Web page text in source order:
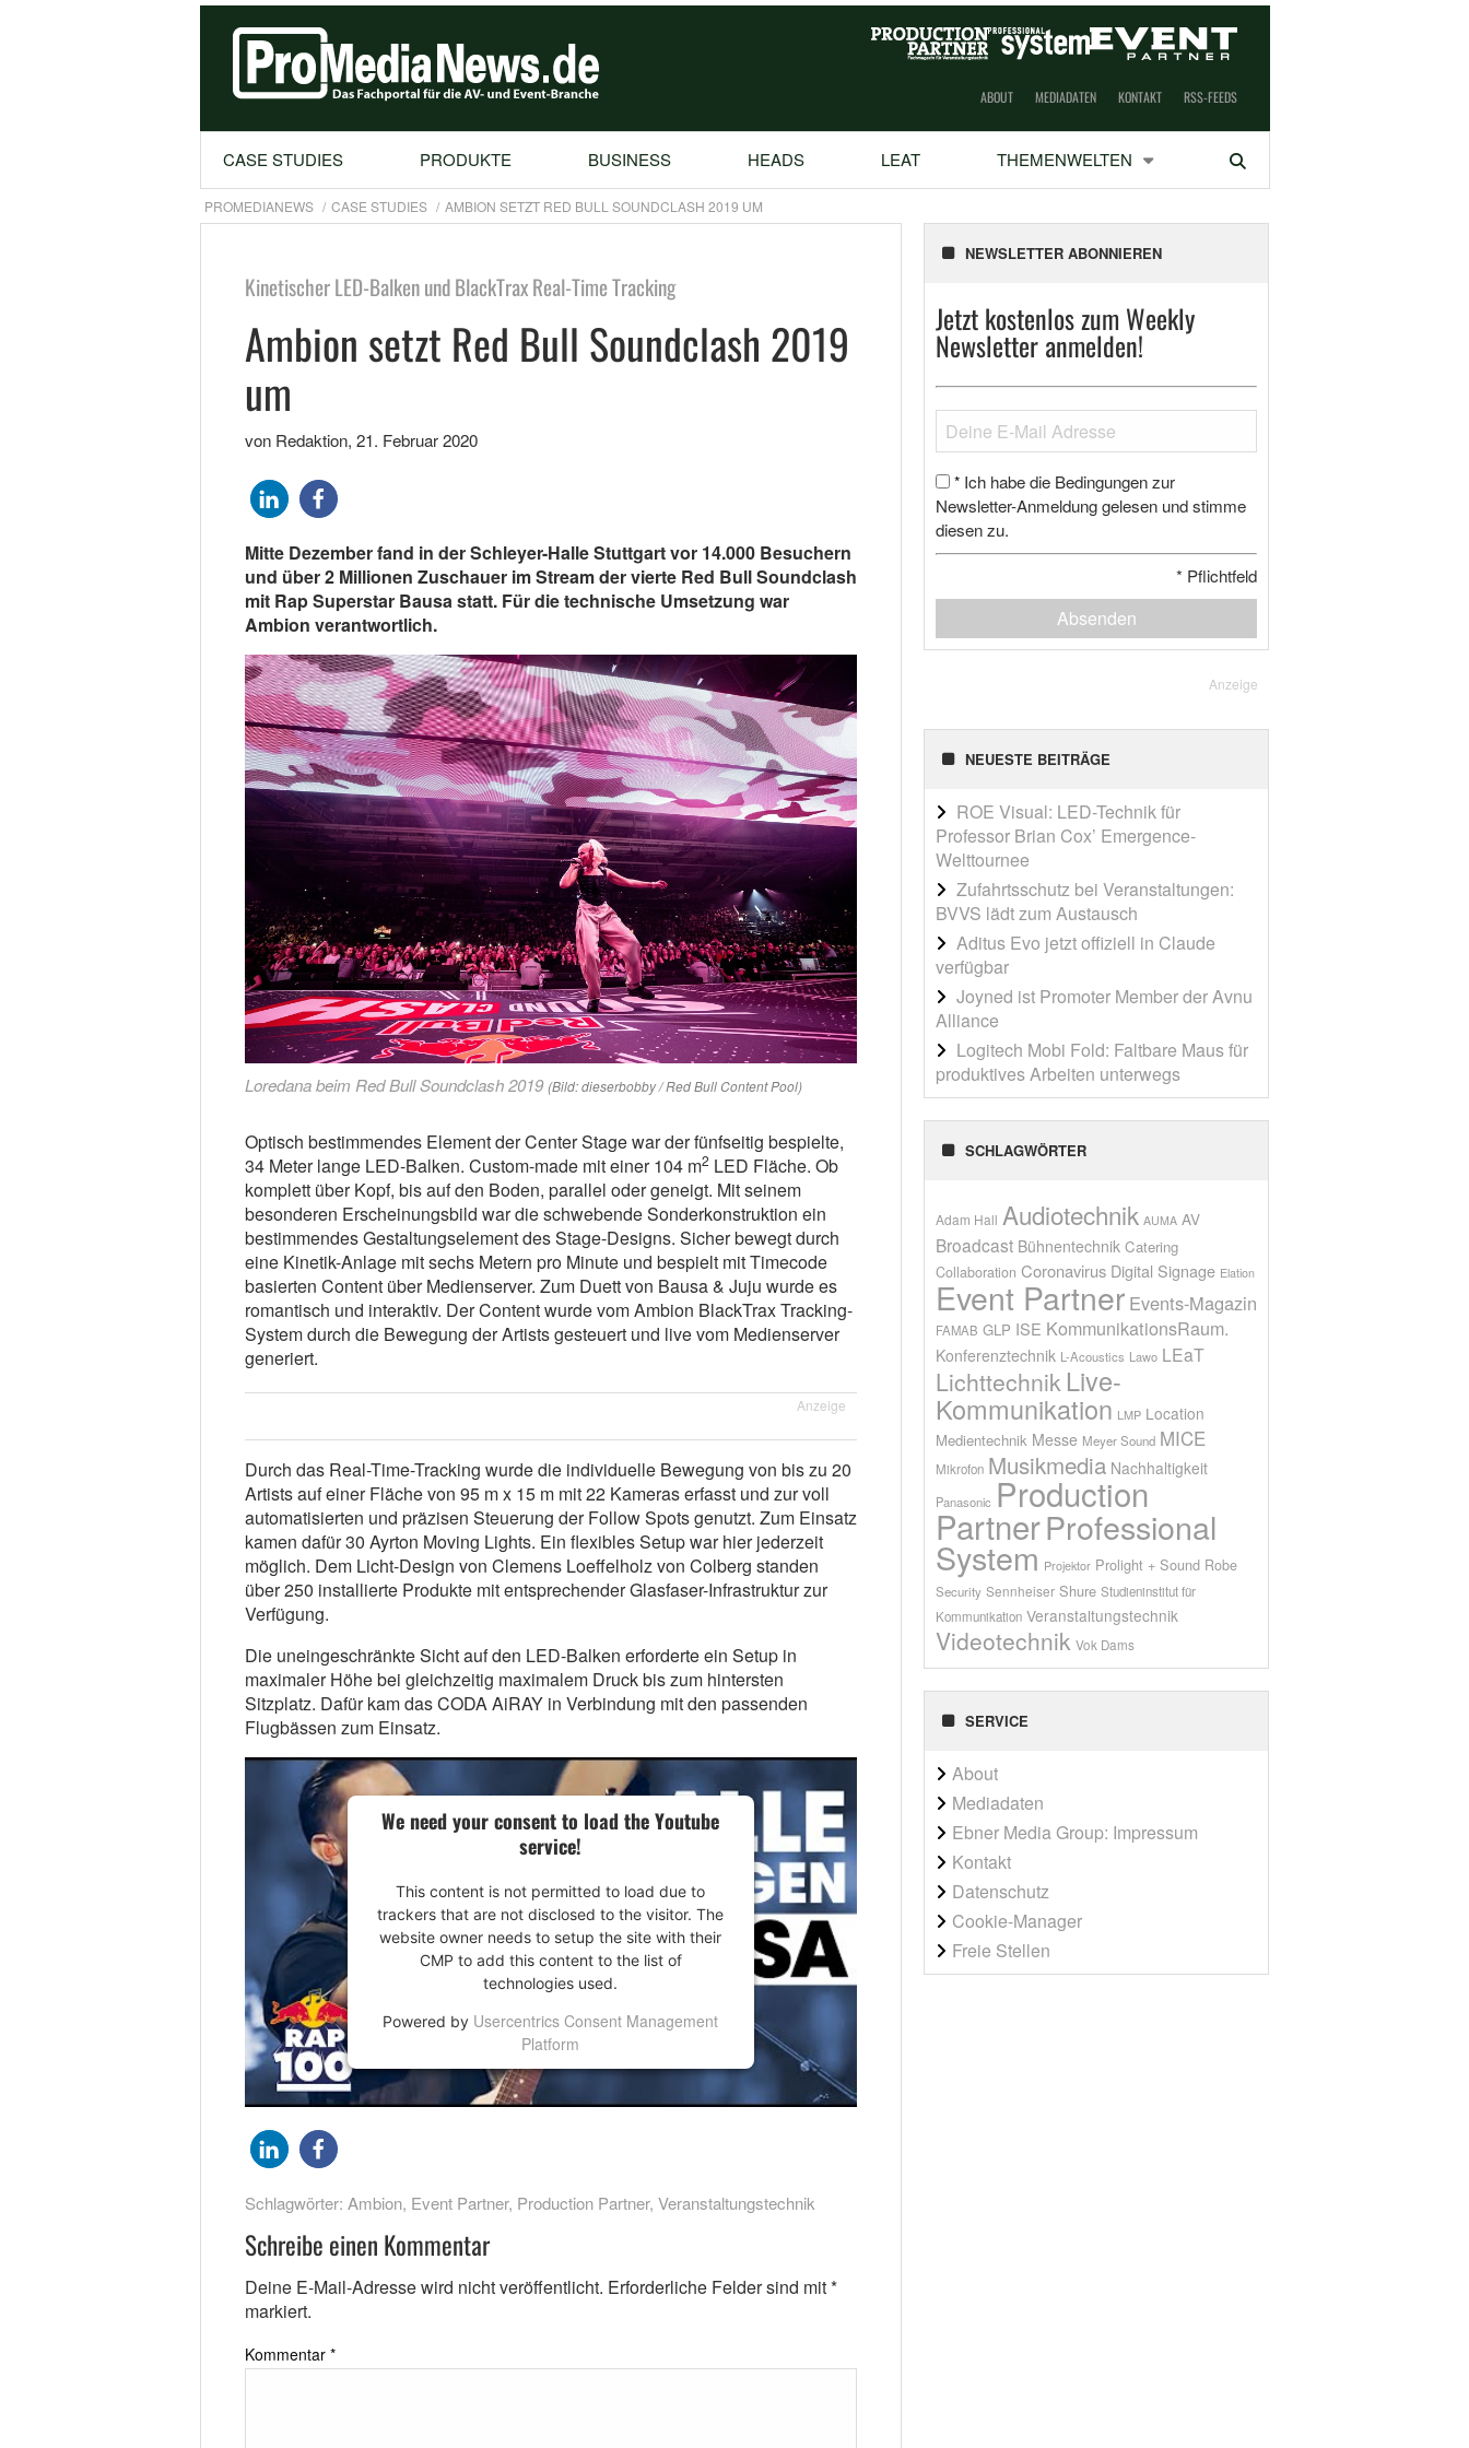
ABOUT MEDIADATEN KONTAKT RSS-FEEDS
CASE STUDIES PRODUKTE BUSINESS HEADS LEAT THEMENWELTEN Suchen
PROMEDIANEWS CASE STUDIES AMBION SETZT RED BULL SOUNDCLASH 2019 UM
Kinetischer LED-Balken und BlackTrax Real-Time Tracking
Ambion setzt Red Bull Soundclash 2019
um
von Redaktion, 21. Februar 2020
Mitte Dezember fand in der Schleyer-Halle Stuttgart vor 14.000 Besuchern
und über 2 Millionen Zuschauer im Stream der vierte Red Bull Soundclash
mit Rap Superstar Bausa statt. Für die technische Umsetzung war
Ambion verantwortlich.
Loredana beim Red Bull Soundclash 2019 (Bild: dieserbobby / Red Bull Content Pool)
Optisch bestimmendes Element der Center Stage war der fünfseitig bespielte,
34 Meter lange LED-Balken. Custom-made mit einer 104 m2 LED Fläche. Ob
komplett über Kopf, bis auf den Boden, parallel oder geneigt. Mit seinem
besonderen Erscheinungsbild war die schwebende Sonderkonstruktion ein
bestimmendes Gestaltungselement des Stage-Designs. Sicher bewegt durch
eine Kinetik-Anlage mit sechs Metern pro Minute und bespielt mit Timecode
basierten Content über Medienserver. Zum Duett von Bausa & Juju wurde es
romantisch und interaktiv. Der Content wurde vom Ambion BlackTrax Tracking-
System durch die Bewegung der Artists gesteuert und live vom Medienserver
generiert.
Anzeige
Durch das Real-Time-Tracking wurde die individuelle Bewegung von bis zu 20
Artists auf einer Fläche von 95 m x 15 m mit 22 Kameras erfasst und zur voll
automatisierten und präzisen Steuerung der Follow Spots genutzt. Zum Einsatz
kamen dafür 30 Ayrton Moving Lights. Ein flexibles Setup war hier jederzeit
möglich. Dem Licht-Design von Clemens Loeffelholz von Colberg standen
über 250 installierte Produkte mit entsprechender Glasfaser-Infrastruktur zur
Verfügung.
Die uneingeschränkte Sicht auf den LED-Balken erforderte ein Setup in
maximaler Höhe bei gleichzeitig maximalem Druck bis zum hintersten
Sitzplatz. Dafür kam das CODA AiRAY in Verbindung mit den passenden
Flugbässen zum Einsatz.
We need your consent to load the Youtube
service!
This content is not permitted to load due to
trackers that are not disclosed to the visitor. The
website owner needs to setup the site with their
CMP to add this content to the list of
technologies used.
Powered by Usercentrics Consent Management
Platform
Schlagwörter: Ambion, Event Partner, Production Partner, Veranstaltungstechnik
Schreibe einen Kommentar
Deine E-Mail-Adresse wird nicht veröffentlicht. Erforderliche Felder sind mit*
markiert.
Kommentar *
NEWSLETTER ABONNIEREN
Jetzt kostenlos zum Weekly
Newsletter anmelden!
* Ich habe die Bedingungen zur
Newsletter-Anmeldung gelesen und stimme
diesen zu.
* Pflichtfeld
Absenden
Anzeige
NEUESTE BEITRÄGE
ROE Visual: LED-Technik für
Professor Brian Cox’ Emergence-
Welttournee
Zufahrtsschutz bei Veranstaltungen:
BVVS lädt zum Austausch
Aditus Evo jetzt offiziell in Claude
verfügbar
Joyned ist Promoter Member der Avnu
Alliance
Logitech Mobi Fold: Faltbare Maus für
produktives Arbeiten unterwegs
SCHLAGWÖRTER
Adam Hall Audiotechnik AUMA AV
Broadcast Bühnentechnik Catering
Collaboration Coronavirus Digital Signage Elation
Event Partner Events-Magazin
FAMAB GLP ISE KommunikationsRaum.
Konferenztechnik L-Acoustics Lawo LEaT
Lichttechnik Live-
Kommunikation LMP Location
Medientechnik Messe Meyer Sound MICE
Mikrofon Musikmedia Nachhaltigkeit
Panasonic Production
PartnerProfessional
System Projektor Prolight + Sound Robe
Security Sennheiser Shure Studieninstitut für
Kommunikation Veranstaltungstechnik
Videotechnik Vok Dams
SERVICE
About
Mediadaten
Ebner Media Group: Impressum
Kontakt
Datenschutz
Cookie-Manager
Freie Stellen